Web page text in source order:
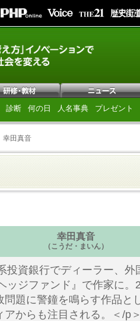
診断 何の日 人名事典 プレゼント
幸田真音
幸田真音
（こうだ・まいん）
投資銀行でディーラー、
ッジファンド』で作家に。
問題に警鐘を鳴らす作品と
アからも注目される。＜/p